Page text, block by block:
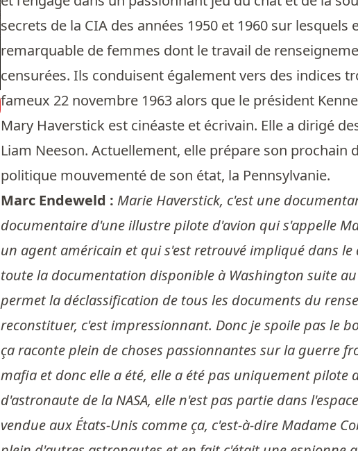
secrets de la CIA des années 1950 et 1960 sur
remarquable de femmes dont le travail de
censurées. Ils conduisent également vers des indices
fameux 22 novembre 1963 alors que le président
Mary Haverstick est cinéaste et écrivain. Elle a dirigé
Liam Neeson. Actuellement, elle prépare son prochain
politique mouvementé de son état, la Pennsylvanie.
Marc Endeweld : Marie Haverstick, c'est une
documentaire d'une illustre pilote d'avion qui s'appelle
un agent américain et qui s'est retrouvé impliqué dans le
toute la documentation disponible à Washington suite
permet la déclassification de tous les documents du
reconstituer, c'est impressionnant. Donc je spoile pas le
ça raconte plein de choses passionnantes sur la guerre
mafia et donc elle a été, elle a été pas uniquement
d'astronaute de la NASA, elle n'est pas partie dans
vendue aux États-Unis comme ça, c'est-à-dire Madame